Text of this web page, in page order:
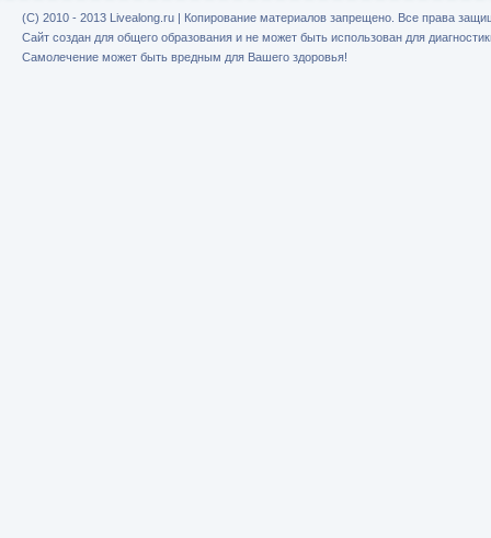
(C) 2010 - 2013 Livealong.ru | Копирование материалов запрещено. Все права
Сайт создан для общего образования и не может быть использован для
Самолечение может быть вредным для Вашего здоровья!